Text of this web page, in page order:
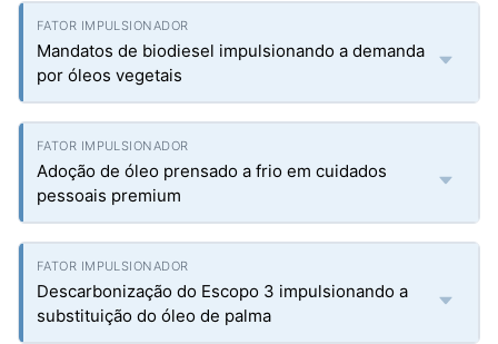
Mandatos de biodiesel impulsionando a demanda
por óleos vegetais
Adoção de óleo prensado a frio em cuidados
pessoais premium
Descarbonização do Escopo 3 impulsionando a
substituição do óleo de palma